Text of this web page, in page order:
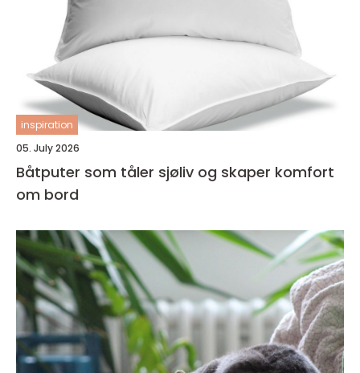
inspiration
05. July 2026
Båtputer som tåler sjøliv og skaper komfort
om bord